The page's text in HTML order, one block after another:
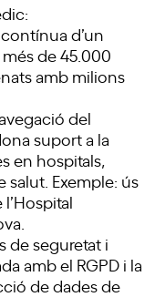
d’un
de 45.000
amb milions
del
suport a la
en hospitals,
salut. Exemple: ús
de seguretat i
amb el RGPD i la
de dades de